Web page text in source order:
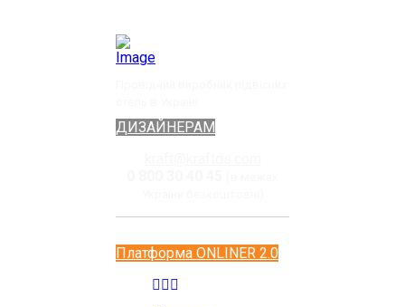
ДИЗАЙНЕРАМ
Платформа ONLINER 2.0